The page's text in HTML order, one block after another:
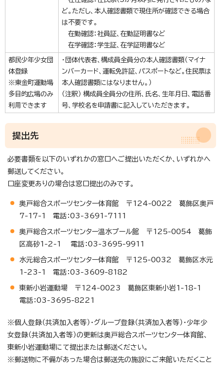
ど。ただし、本人確認書類で現住所が確認できる場合
は不要です。
在勤確認：社員証、在勤証明書など
在学確認：学生証、在学証明書など
都民少年少女団
体登録
※東金町運動場
多目的広場のみ
利用できます
・団体代表者、構成員全員分の本人確認書類（マイナ
ンバーカード、運転免許証、パスポートなど。住民票は
本人確認書類にはなりません。）
（注釈） 構成員全員分の住所、氏名、生年月日、電話番
号、学校名を申請書に記入していただきます。
提出先
必要書類を以下のいずれかの窓口へご提出いただくか、いずれかへ
郵送してください。
口座変更ありの場合は窓口提出のみです。
奥戸総合スポーツセンター体育館 〒124-0022 葛飾区奥戸
7-17-1 電話：03-3691-7111
奥戸総合スポーツセンター温水プール館 〒125-0054 葛飾
区高砂1-2-1 電話：03-3695-9911
水元総合スポーツセンター体育館 〒125-0032 葛飾区水元
1-23-1 電話：03-3609-8182
東新小岩運動場 〒124-0023 葛飾区東新小岩1-18-1
電話：03-3695-8221
※個人登録（共済加入者等）・グループ登録（共済加入者等）・少年少
女登録（共済加入者等）の更新は奥戸総合スポーツセンター体育館、
東新小岩運動場にて提出または郵送ください。
※郵送物に不備があった場合は郵送先の施設にご来館いただくこと